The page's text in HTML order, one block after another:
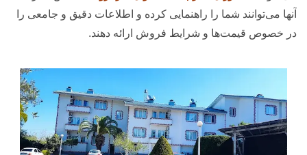
آنها می‌توانند شما را راهنمایی کرده و اطلاعات دقیق و جامعی را
در خصوص قیمت‌ها و شرایط فروش ارائه دهند.